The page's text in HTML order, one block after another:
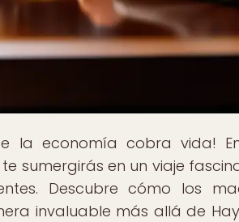
la economía cobra vida!
sumergirás en un viaje
Descubre cómo los
invaluable más allá de